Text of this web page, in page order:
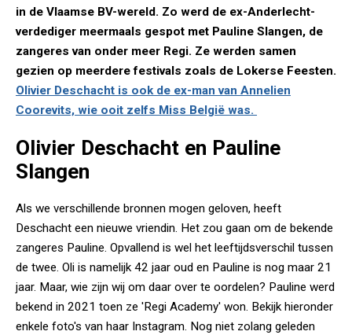
in de Vlaamse BV-wereld. Zo werd de ex-Anderlecht-
verdediger meermaals gespot met Pauline Slangen, de
zangeres van onder meer Regi. Ze werden samen
gezien op meerdere festivals zoals de Lokerse Feesten.
Olivier Deschacht is ook de ex-man van Annelien
Coorevits, wie ooit zelfs Miss België was.
Olivier Deschacht en Pauline
Slangen
Als we verschillende bronnen mogen geloven, heeft
Deschacht een nieuwe vriendin. Het zou gaan om de bekende
zangeres Pauline. Opvallend is wel het leeftijdsverschil tussen
de twee. Oli is namelijk 42 jaar oud en Pauline is nog maar 21
jaar. Maar, wie zijn wij om daar over te oordelen? Pauline werd
bekend in 2021 toen ze 'Regi Academy' won. Bekijk hieronder
enkele foto's van haar Instagram. Nog niet zolang geleden